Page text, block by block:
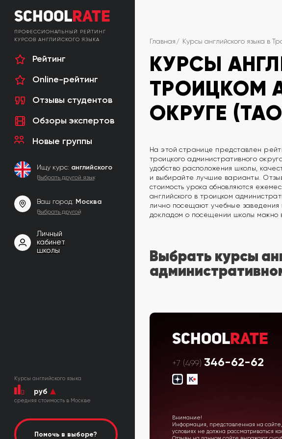
SchoolRate
ПРОФЕССИОНАЛЬНЫЙ РЕЙТИНГ
КУРСОВ АНГЛИЙСКОГО ЯЗЫКА
Рейтинг
Online-рейтинг
Отзывы студентов
Обзоры экспертов
Новые группы
Ищу курс: английского
Выбрать другой язык
Ваш город: Москва
Выбрать другой
Личный
кабинет
школы
Курсы английского языка
руб
cредняя стоимость в Москве
Помочь в выборе?
Главная Курсы английского языка в
КУРСЫ
ТРОИЦКОМ
ОКРУГЕ
На этой странице представлен
троицкого административного
удобство расположения школы,
и выбирайте лучшие варианты.
стоимость урока обновляются
английского в троицком
лично посещают учебные заведения
докладом о посещении школы можно
Выбрать курсы
SchoolRate
+7 (499) 346-62-62
Внимание!
Информация, представленная на
условиях не должна рассматриваться